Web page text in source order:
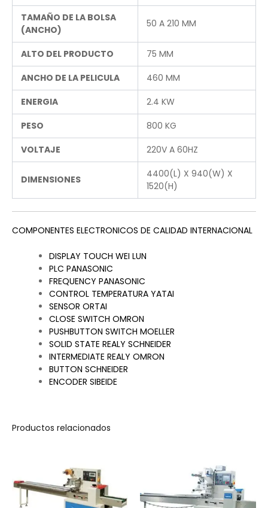
TAMAÑO DE LA BOLSA
(ANCHO)
50 A 210 MM
ALTO DEL PRODUCTO
75 MM
ANCHO DE LA PELICULA
460 MM
ENERGIA
2.4 KW
PESO
800 KG
VOLTAJE
220V A 60HZ
DIMENSIONES
4400(L) X 940(W) X
1520(H)
COMPONENTES ELECTRONICOS DE CALIDAD INTERNACIONAL
DISPLAY TOUCH WEI LUN
PLC PANASONIC
FREQUENCY PANASONIC
CONTROL TEMPERATURA YATAI
SENSOR ORTAI
CLOSE SWITCH OMRON
PUSHBUTTON SWITCH MOELLER
SOLID STATE REALY SCHNEIDER
INTERMEDIATE REALY OMRON
BUTTON SCHNEIDER
ENCODER SIBEIDE
Productos relacionados